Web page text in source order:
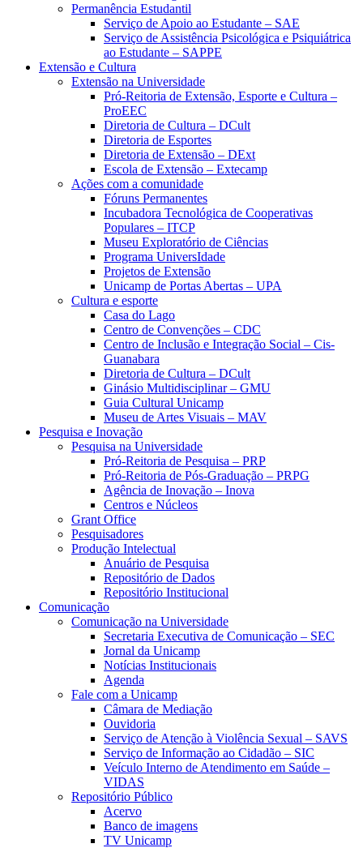
Permanência Estudantil
Serviço de Apoio ao Estudante – SAE
Serviço de Assistência Psicológica e Psiquiátrica
ao Estudante – SAPPE
Extensão e Cultura
Extensão na Universidade
Pró-Reitoria de Extensão, Esporte e Cultura –
ProEEC
Diretoria de Cultura – DCult
Diretoria de Esportes
Diretoria de Extensão – DExt
Escola de Extensão – Extecamp
Ações com a comunidade
Fóruns Permanentes
Incubadora Tecnológica de Cooperativas
Populares – ITCP
Museu Exploratório de Ciências
Programa UniversIdade
Projetos de Extensão
Unicamp de Portas Abertas – UPA
Cultura e esporte
Casa do Lago
Centro de Convenções – CDC
Centro de Inclusão e Integração Social – Cis-
Guanabara
Diretoria de Cultura – DCult
Ginásio Multidisciplinar – GMU
Guia Cultural Unicamp
Museu de Artes Visuais – MAV
Pesquisa e Inovação
Pesquisa na Universidade
Pró-Reitoria de Pesquisa – PRP
Pró-Reitoria de Pós-Graduação – PRPG
Agência de Inovação – Inova
Centros e Núcleos
Grant Office
Pesquisadores
Produção Intelectual
Anuário de Pesquisa
Repositório de Dados
Repositório Institucional
Comunicação
Comunicação na Universidade
Secretaria Executiva de Comunicação – SEC
Jornal da Unicamp
Notícias Institucionais
Agenda
Fale com a Unicamp
Câmara de Mediação
Ouvidoria
Serviço de Atenção à Violência Sexual – SAVS
Serviço de Informação ao Cidadão – SIC
Veículo Interno de Atendimento em Saúde –
VIDAS
Repositório Público
Acervo
Banco de imagens
TV Unicamp